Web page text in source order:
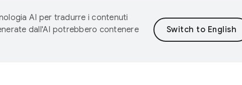
AI per tradurre i contenuti
dall'AI potrebbero contenere